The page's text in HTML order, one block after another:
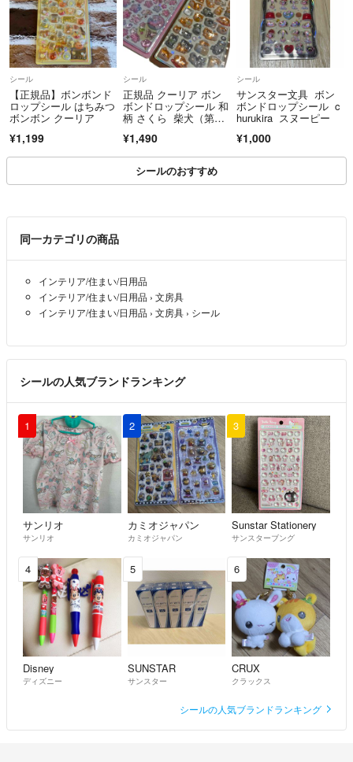
✦️ 売れた商品ページは随時削除させていただきます。
✦️ 梱包資材はリサイクル品を使用させていただく場合が
ございます。予めご了承くださいませ。
どの商品も自宅保管、USED品である事を
ご理解いただいた上でご注文お願い致します。
お互い気持ちの良いお取引になるよう
最後まで読んでいただきありがとうございました！
シール
【正規品】ボンボンド
ロップシール はちみつ
ボンボン クーリア
¥1,199
シール
正規品 クーリア ボン
ボンドロップシール 和
柄 さくら 柴犬（第二
¥1,490
シール
サンスター文具 ボン
ボンドロップシール c
hurukira スヌーピー
¥1,000
シールのおすすめ
同一カテゴリの商品
インテリア/住まい/日用品
インテリア/住まい/日用品 › 文房具
インテリア/住まい/日用品 › 文房具 › シール
シールの人気ブランドランキング
1
サンリオ
サンリオ
2
カミオジャパン
カミオジャパン
3
Sunstar Stationery
サンスターブング
4
Disney
ディズニー
5
SUNSTAR
サンスター
6
CRUX
クラックス
シールの人気ブランドランキング